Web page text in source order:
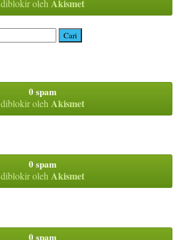
diblokir oleh Akismet
0 spam
diblokir oleh Akismet
0 spam
diblokir olehAkismet
0 spam